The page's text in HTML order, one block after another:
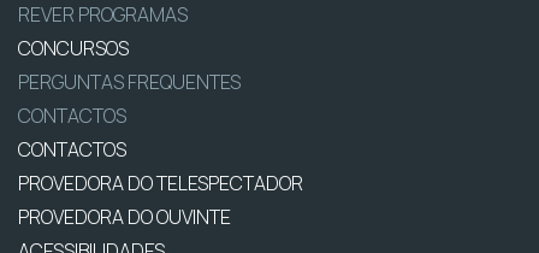
REVER PROGRAMAS
CONCURSOS
PERGUNTAS FREQUENTES
CONTACTOS
CONTACTOS
PROVEDORA DO TELESPECTADOR
PROVEDORA DO OUVINTE